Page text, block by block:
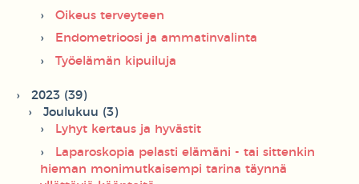
Oikeus terveyteen
Endometrioosi ja ammatinvalinta
Työelämän kipuiluja
2023 (39)
Joulukuu (3)
Lyhyt kertaus ja hyvästit
Laparoskopia pelasti elämäni - tai sittenkin
hieman monimutkaisempi tarina täynnä